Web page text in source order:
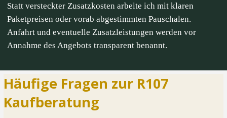
Statt versteckter Zusatzkosten arbeite ich mit klaren
Paketpreisen oder vorab abgestimmten Pauschalen.
Anfahrt und eventuelle Zusatzleistungen werden vor
Annahme des Angebots transparent benannt.
Häufige Fragen zur R107
Kaufberatung